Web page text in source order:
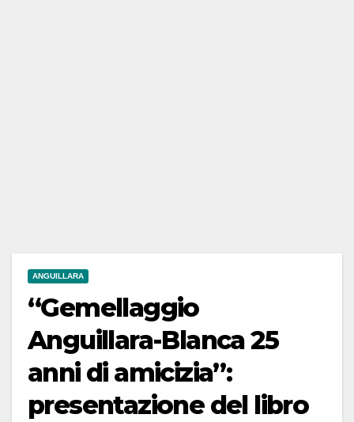
ANGUILLARA
“Gemellaggio
Anguillara-Blanca 25
anni di amicizia”:
presentazione del libro